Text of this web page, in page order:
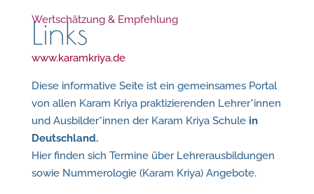
Links
Wertschätzung & Empfehlung
www.karamkriya.de
Diese informative Seite ist ein gemeinsames Portal
von allen Karam Kriya praktizierenden Lehrer*innen
und Ausbilder*innen der Karam Kriya Schulein
Deutschland.
Hier finden sich Termine über Lehrerausbildungen
sowie Nummerologie (Karam Kriya) Angebote.